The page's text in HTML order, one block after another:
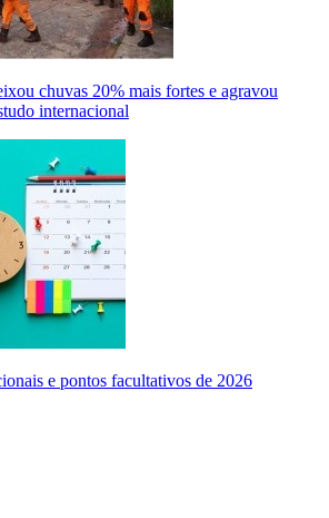
chuvas 20% mais fortes e agravou
internacional
e pontos facultativos de 2026